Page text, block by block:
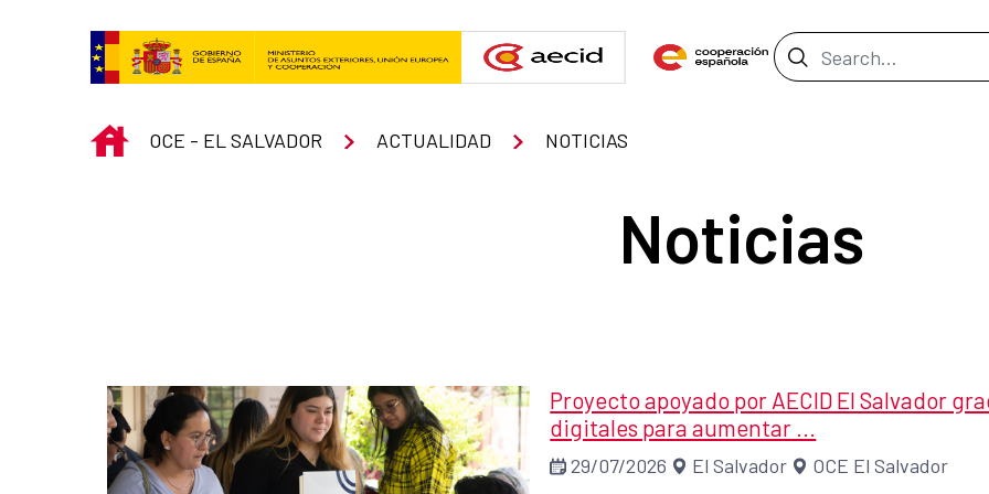
Search Bar
INICIO
OCE - EL SALVADOR ACTUALIDAD NOTICIAS
Noticias
Proyecto apoyado por AECID El Salvador
digitales para aumentar ...
29/07/2026 El Salvador
OCE El Salvador